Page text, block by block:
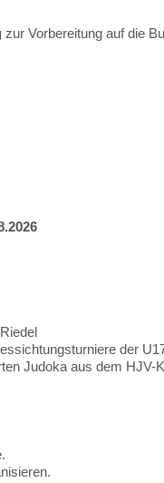
zur Vorbereitung auf die
der
Judoka aus dem HJV-